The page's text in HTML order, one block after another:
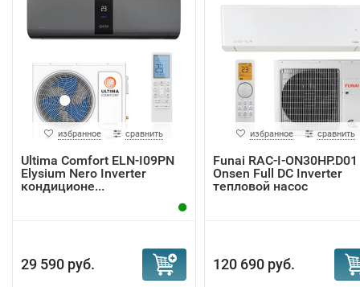
избранное сравнить
Ultima Comfort ELN-I09PN
Elysium Nero Inverter
кондиционе...
29 590 руб.
избранное сравнить
Funai RAC-I-ON30HP.D01
Onsen Full DC Inverter
тепловой насос
120 690 руб.